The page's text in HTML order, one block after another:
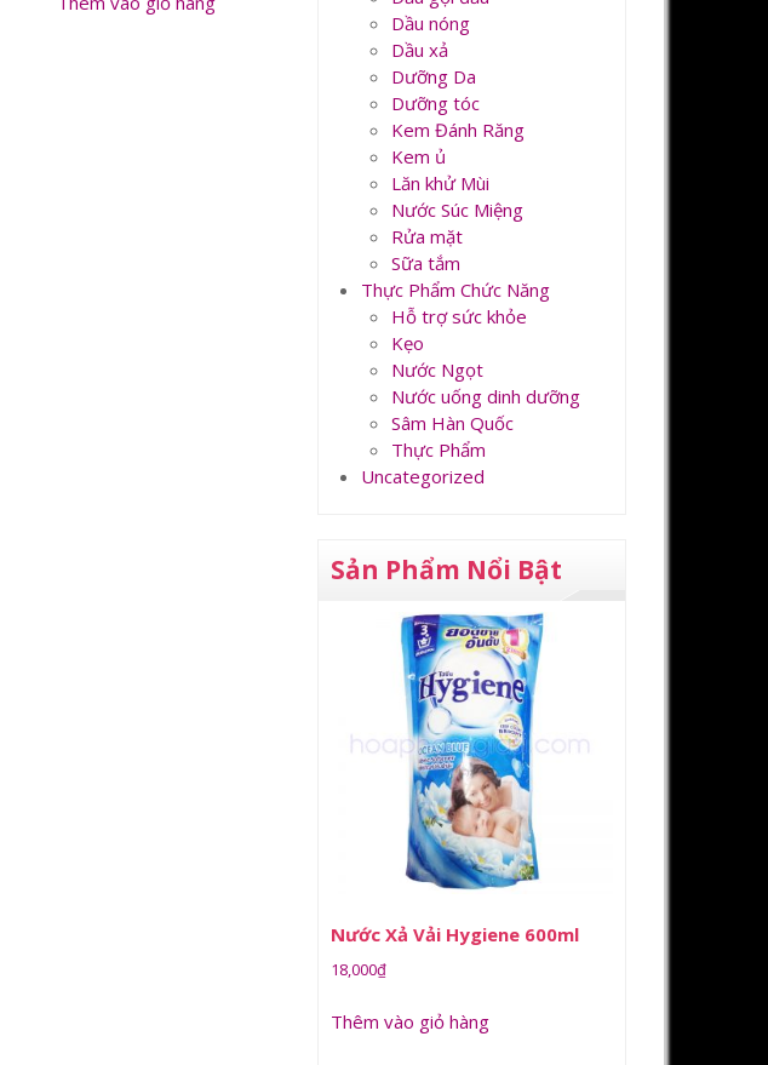
Dầu nóng
Dầu xả
Dưỡng Da
Dưỡng tóc
Kem Đánh Răng
Kem ủ
Lăn khử Mùi
Nước Súc Miệng
Rửa mặt
Sữa tắm
Thực Phẩm Chức Năng
Hỗ trợ sức khỏe
Kẹo
Nước Ngọt
Nước uống dinh dưỡng
Sâm Hàn Quốc
Thực Phẩm
Uncategorized
Sản Phẩm Nổi Bật
Nước Xả Vải Hygiene 600ml
18,000₫
Thêm vào giỏ hàng